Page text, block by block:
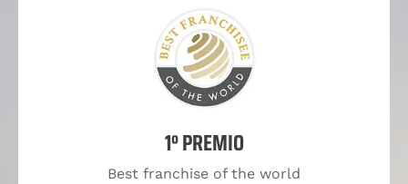
1º PREMIO
Best franchise of the world